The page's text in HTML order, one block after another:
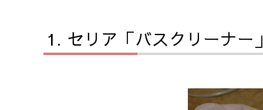
セリア「バスクリーナー